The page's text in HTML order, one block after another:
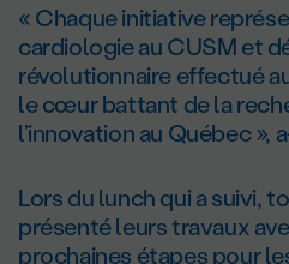
« Chaque initiative
cardiologie au CUSM et
révolutionnaire effectué
le cœur battant de la
l’innovation au Québec »,
Lors du lunch qui a suivi,
présenté leurs travaux
prochaines étapes pour